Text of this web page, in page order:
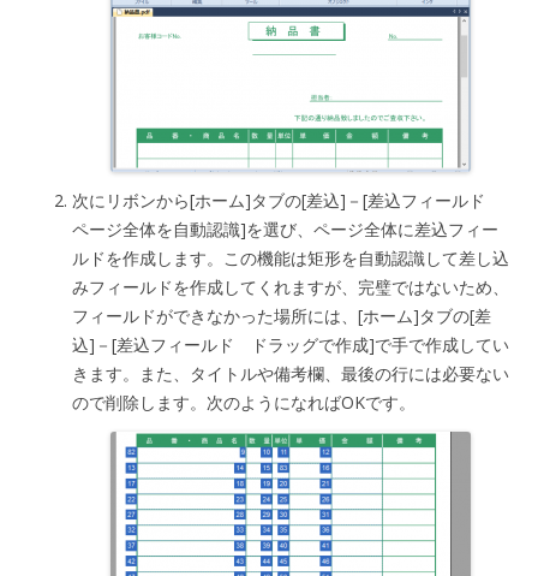
次にリボンから[ホーム]タブの[差込]－[差込フィールド
ページ全体を自動認識]を選び、ページ全体に差込フィー
ルドを作成します。この機能は矩形を自動認識して差し込
みフィールドを作成してくれますが、完璧ではないため、
フィールドができなかった場所には、[ホーム]タブの[差
込]－[差込フィールド ドラッグで作成]で手で作成してい
きます。また、タイトルや備考欄、最後の行には必要ない
ので削除します。次のようになればOKです。